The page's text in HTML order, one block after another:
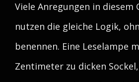
Viele Anregungen in diesem
nutzen die gleiche Logik,
benennen. Eine Leselampe
Zentimeter zu dicken